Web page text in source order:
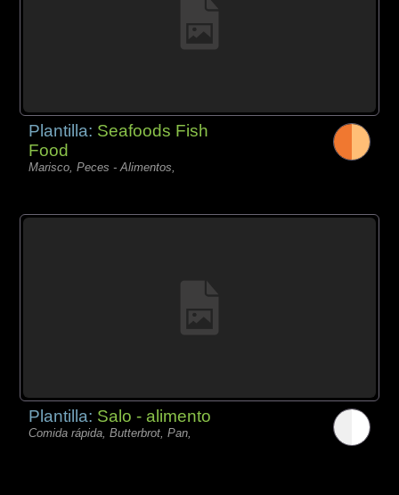
Plantilla: Seafoods Fish
Food
Marisco, Peces - Alimentos,
Plantilla: Salo - alimento
Comida rápida, Butterbrot, Pan,